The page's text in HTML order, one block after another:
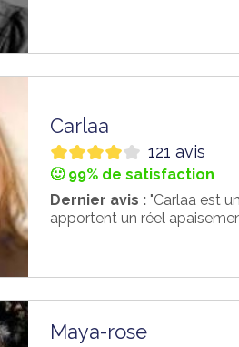
Carlaa
121 avis
🙂 99% de satisfaction
Dernier avis : "Carlaa est
apportent un réel
Maya-rose